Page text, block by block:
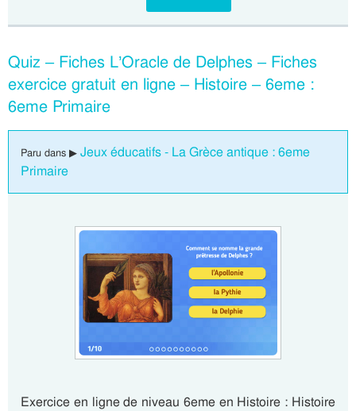
Quiz – Fiches L’Oracle de Delphes – Fiches
exercice gratuit en ligne – Histoire – 6eme :
6eme Primaire
Paru dans ▶ Jeux éducatifs - La Grèce antique : 6eme
Primaire
Exercice en ligne de niveau 6eme en Histoire : Histoire